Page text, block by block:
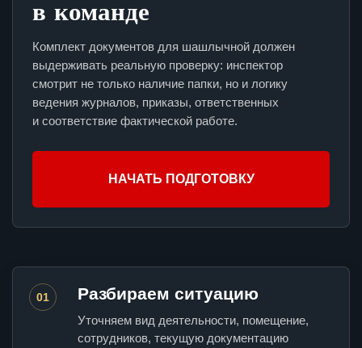
в команде
Комплект документов для шашлычной должен
выдерживать реальную проверку: инспектор
смотрит не только наличие папки, но и логику
ведения журналов, приказы, ответственных
и соответствие фактической работе.
НАЧАТЬ ПОДГОТОВКУ
01 Разбираем ситуацию
Уточняем вид деятельности, помещение,
сотрудников, текущую документацию